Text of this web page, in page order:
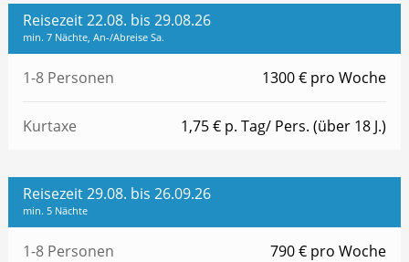
Reisezeit 22.08. bis 29.08.26
min. 7 Nächte, An-/Abreise Sa.
1-8 Personen 1300 € pro Woche
Kurtaxe 1,75 € p. Tag/ Pers. (über 18 J.)
Reisezeit 29.08. bis 26.09.26
min. 5 Nächte
1-8 Personen 790 € pro Woche